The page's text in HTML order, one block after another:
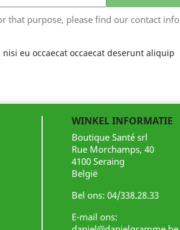
that purpose, please find our contact info
eu occaecat occaecat deserunt aliquip
WINKEL INFORMATIE
Boutique Santé srl
Rue Morchamps, 40
4100 Seraing
België
Bel ons: 04/338.28.33
E-mail ons: